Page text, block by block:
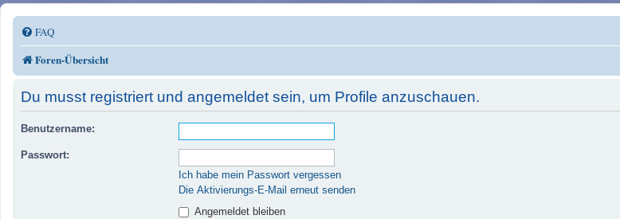
FAQ
Foren-Übersicht
Du musst registriert und angemeldet sein, um Profile anzuschauen.
Benutzername:
Passwort:
Ich habe mein Passwort vergessen
Die Aktivierungs-E-Mail erneut senden
Angemeldet bleiben